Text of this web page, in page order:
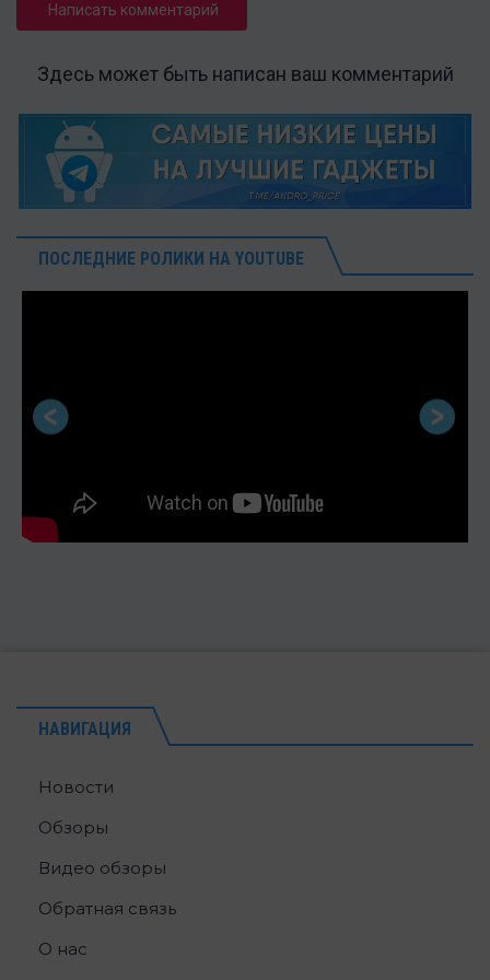
Написать комментарий
Здесь может быть написан ваш комментарий
ПОСЛЕДНИЕ РОЛИКИ НА YOUTUBE
НАВИГАЦИЯ
Новости
Обзоры
Видео обзоры
Обратная связь
О нас